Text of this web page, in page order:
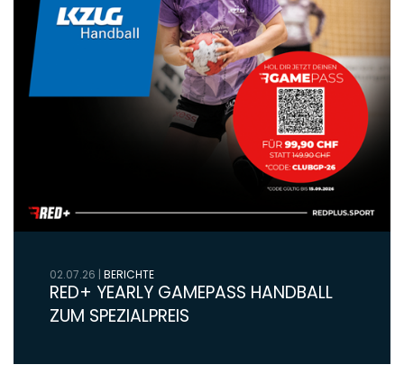
02.07.26 | BERICHTE
RED+ YEARLY GAMEPASS HANDBALL
ZUM SPEZIALPREIS